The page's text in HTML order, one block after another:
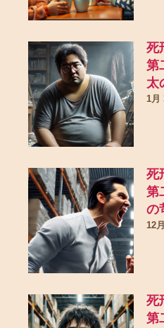
死
第
太
1月
死
第
の
12
死
第